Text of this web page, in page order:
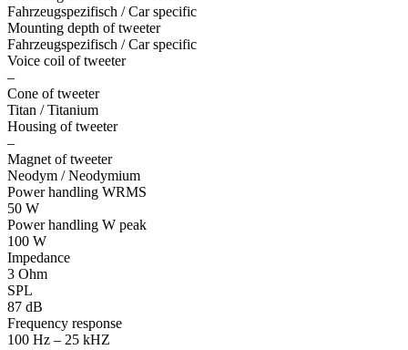
Fahrzeugspezifisch / Car specific
Mounting depth of tweeter
Fahrzeugspezifisch / Car specific
Voice coil of tweeter
–
Cone of tweeter
Titan / Titanium
Housing of tweeter
–
Magnet of tweeter
Neodym / Neodymium
Power handling WRMS
50 W
Power handling W peak
100 W
Impedance
3 Ohm
SPL
87 dB
Frequency response
100 Hz – 25 kHΖ